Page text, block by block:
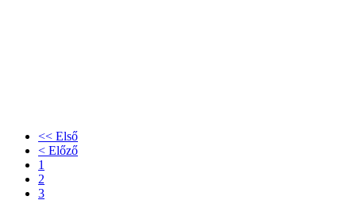
<< Első
< Előző
1
2
3